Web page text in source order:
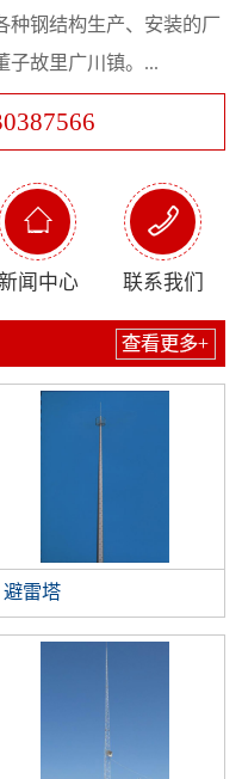
钢结构生产、安装的厂
子故里广川镇。...

闻中心

联系我们
查看更多+
避雷塔